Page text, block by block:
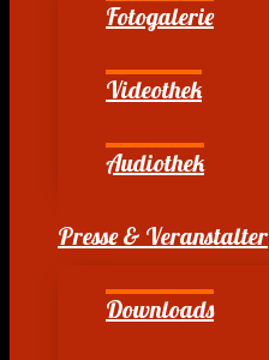
Fotogalerie
Videothek
Audiothek
Presse & Veranstalter
Downloads